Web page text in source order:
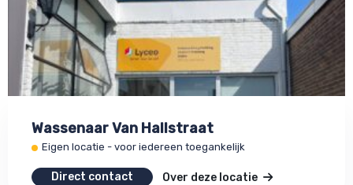
Wassenaar Van Hallstraat
Eigen locatie - voor iedereen toegankelijk
Direct contact Over deze locatie